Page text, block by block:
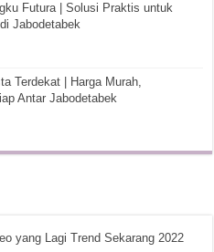
Futura | Solusi Praktis untuk
Jabodetabek
Terdekat | Harga Murah,
Antar Jabodetabek
yang Lagi Trend Sekarang 2022